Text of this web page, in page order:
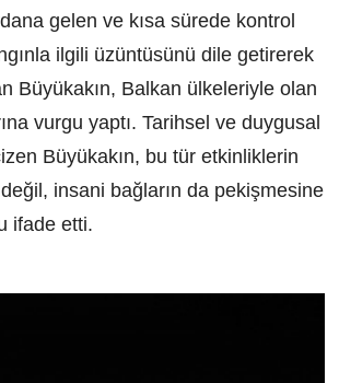
gelen ve kısa sürede kontrol
ilgili üzüntüsünü dile getirerek
Büyükakın, Balkan ülkeleriyle olan
vurgu yaptı. Tarihsel ve duygusal
Büyükakın, bu tür etkinliklerin
insani bağların da pekişmesine
ifade etti.